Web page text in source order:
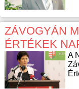
ZÁVOGYÁN
ÉRTÉKEK
A